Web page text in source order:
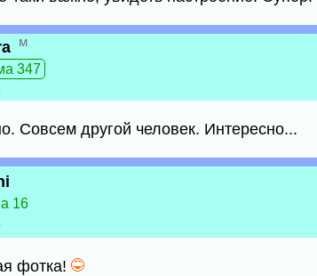
м
347
Совсем другой человек. Интересно...
16
фотка!